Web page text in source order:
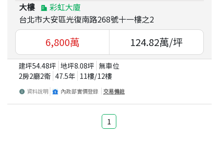
大樓
彩虹大廈
台北市大安區光復南路268號十一樓之2
6,800萬 124.82萬/坪
建坪54.48坪 地坪8.08坪 無車位
2房2廳2衛 47.5年 11樓/12樓
資料說明 內政部實價登錄 交易備註
1